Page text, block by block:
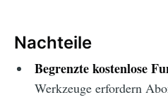
Nachteile
Begrenzte kostenlose
Werkzeuge erfordern